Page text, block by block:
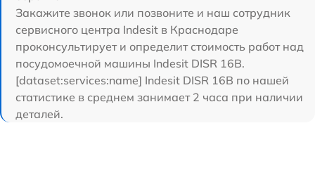
Закажите звонок или позвоните и наш сотрудник
сервисного центра Indesit в Краснодаре
проконсультирует и определит стоимость работ над
посудомоечной машины Indesit DISR 16B.
[dataset:services:name] Indesit DISR 16B по нашей
статистике в среднем занимает 2 часа при наличии
деталей.